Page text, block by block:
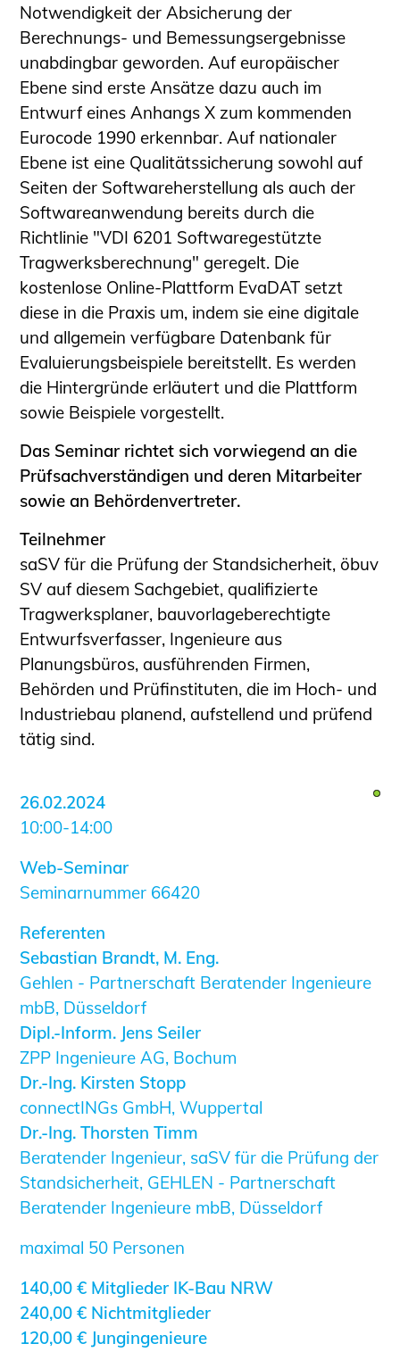
Verbraucher
Ingenieursuche (Mitglieder der IK-Bau
NRW)
Fachlisten
Bauherren-ABC
Informationen für Schülerinnen,
Schüler und Studierende
Projekte für Schülerinnen und Schüler
START.ING. Das Studierenden Praxis-
Programm
Wissenswertes für Studierende
Wettbewerbe für Studierende
BLING.BLING.
Kammer Newsletter
Presse
Kontakt und Anfahrt
Impressum
Datenschutz
Ingenieurakademie West
Notwendigkeit der Absicherung der
Berechnungs- und Bemessungsergebnisse
unabdingbar geworden. Auf europäischer
Ebene sind erste Ansätze dazu auch im
Entwurf eines Anhangs X zum kommenden
Eurocode 1990 erkennbar. Auf nationaler
Ebene ist eine Qualitätssicherung sowohl auf
Seiten der Softwareherstellung als auch der
Softwareanwendung bereits durch die
Richtlinie "VDI 6201 Softwaregestützte
Tragwerksberechnung" geregelt. Die
kostenlose Online-Plattform EvaDAT setzt
diese in die Praxis um, indem sie eine digitale
und allgemein verfügbare Datenbank für
Evaluierungsbeispiele bereitstellt. Es werden
die Hintergründe erläutert und die Plattform
sowie Beispiele vorgestellt.
Das Seminar richtet sich vorwiegend an die
Prüfsachverständigen und deren Mitarbeiter
sowie an Behördenvertreter.
Teilnehmer
saSV für die Prüfung der Standsicherheit, öbuv
SV auf diesem Sachgebiet, qualifizierte
Tragwerksplaner, bauvorlageberechtigte
Entwurfsverfasser, Ingenieure aus
Planungsbüros, ausführenden Firmen,
Behörden und Prüfinstituten, die im Hoch- und
Industriebau planend, aufstellend und prüfend
tätig sind.
26.02.2024
10:00-14:00
Web-Seminar
Seminarnummer 66420
Referenten
Sebastian Brandt, M. Eng.
Gehlen - Partnerschaft Beratender Ingenieure
mbB, Düsseldorf
Dipl.-Inform. Jens Seiler
ZPP Ingenieure AG, Bochum
Dr.-Ing. Kirsten Stopp
connectINGs GmbH, Wuppertal
Dr.-Ing. Thorsten Timm
Beratender Ingenieur, saSV für die Prüfung der
Standsicherheit, GEHLEN - Partnerschaft
Beratender Ingenieure mbB, Düsseldorf
maximal 50 Personen
140,00 € Mitglieder IK-Bau NRW
240,00 € Nichtmitglieder
120,00 € Jungingenieure